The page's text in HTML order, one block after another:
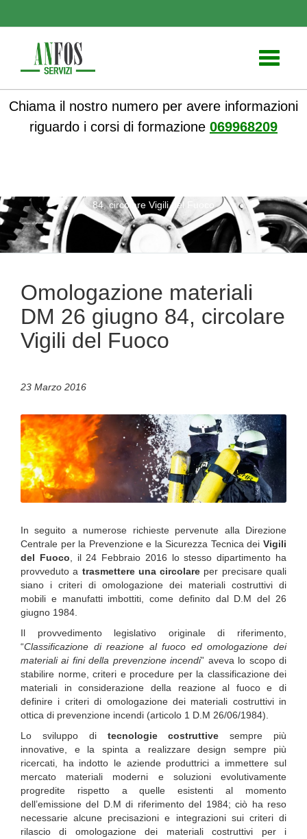
Toggle
Chiama il nostro numero per avere informazioni
riguardo i corsi di formazione 069968209
84, circolare Vigili del Fuoco
Omologazione materiali
DM 26 giugno 84, circolare
Vigili del Fuoco
23 Marzo 2016
In seguito a numerose richieste pervenute alla Direzione
Centrale per la Prevenzione e la Sicurezza Tecnica dei Vigili
del Fuoco, il 24 Febbraio 2016 lo stesso dipartimento ha
provveduto a trasmettere una circolare per precisare quali
siano i criteri di omologazione dei materiali costruttivi di
mobili e manufatti imbottiti, come definito dal D.M del 26
giugno 1984.
Il provvedimento legislativo originale di riferimento,
“Classificazione di reazione al fuoco ed omologazione dei
materiali ai fini della prevenzione incendi” aveva lo scopo di
stabilire norme, criteri e procedure per la classificazione dei
materiali in considerazione della reazione al fuoco e di
definire i criteri di omologazione dei materiali costruttivi in
ottica di prevenzione incendi (articolo 1 D.M 26/06/1984).
Lo sviluppo di tecnologie costruttive sempre più
innovative, e la spinta a realizzare design sempre più
ricercati, ha indotto le aziende produttrici a immettere sul
mercato materiali moderni e soluzioni evolutivamente
progredite rispetto a quelle esistenti al momento
dell’emissione del D.M di riferimento del 1984; ciò ha reso
necessarie alcune precisazioni e integrazioni sui criteri di
rilascio di omologazione dei materiali costruttivi per i